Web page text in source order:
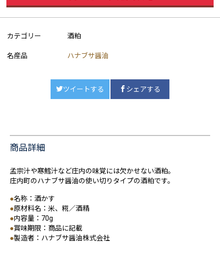
カテゴリー 酒粕
名産品 ハナブサ醤油
ツイートする シェアする
商品詳細
孟宗汁や寒鱈汁など庄内の味覚には欠かせない酒粕。
庄内町のハナブサ醤油の使い切りタイプの酒粕です。
●名称：酒かす
●原材料名：米、糀／酒精
●内容量：70g
●賞味期限：商品に記載
●製造者：ハナブサ醤油株式会社